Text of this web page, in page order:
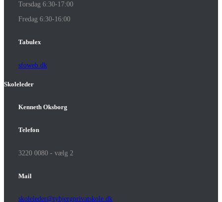
Torsdag 6:30-17:00
Fredag 6:30-16:00
Tabulex
sfoweb.dk
Skoleleder
Kenneth Oksborg
Telefon
3220 0080 - vælg 2
Mail
skoleleder@tybjergprivatskole.dk